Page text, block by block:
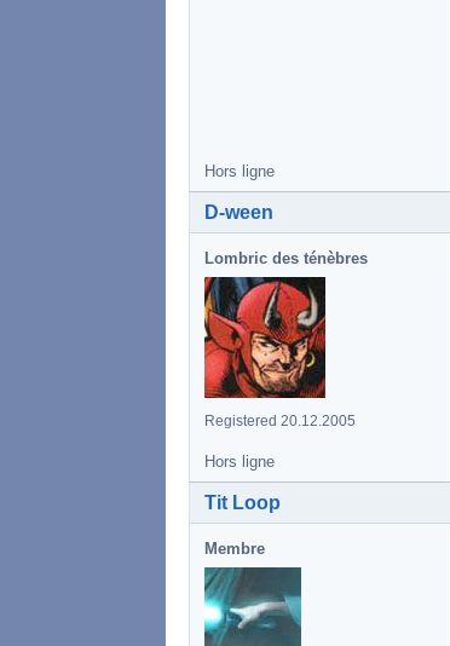
Hors ligne
D-ween
Lombric des ténèbres
Registered 20.12.2005
Hors ligne
Tit Loop
Membre